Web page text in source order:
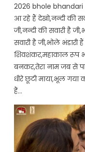
2026 bhole
आ रहे हैं देखो,नन्दी की
जी,नन्दी की सवारी है
सवारी है जी,भोले भंडारी
शिवशंकर,महाकाल रूप
बनकर,तेरा नाम जब से
धीरे छूटी माया,भूल गया
हैं…